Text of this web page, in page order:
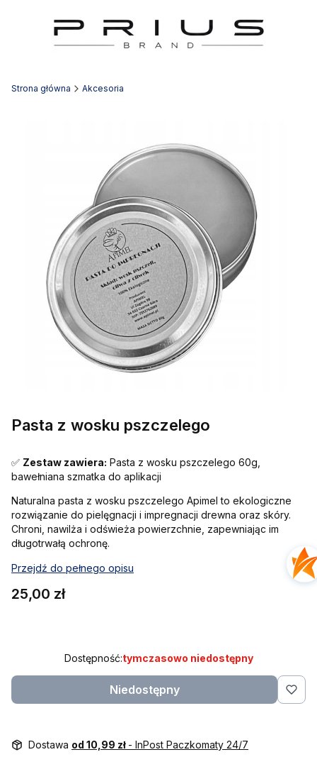
Strona główna Akcesoria
Pasta z wosku pszczelego
✅ Zestaw zawiera: Pasta z wosku pszczelego 60g,
bawełniana szmatka do aplikacji
Naturalna pasta z wosku pszczelego Apimel to ekologiczne
rozwiązanie do pielęgnacji i impregnacji drewna oraz skóry.
Chroni, nawilża i odświeża powierzchnie, zapewniając im
długotrwałą ochronę.
Przejdź do pełnego opisu
Cena
25,00 zł
Dostępność:tymczasowo niedostępny
Niedostępny
Dostawa od 10,99 zł - InPost Paczkomaty 24/7